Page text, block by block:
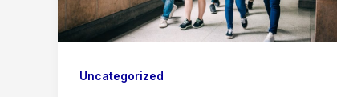
Uncategorized